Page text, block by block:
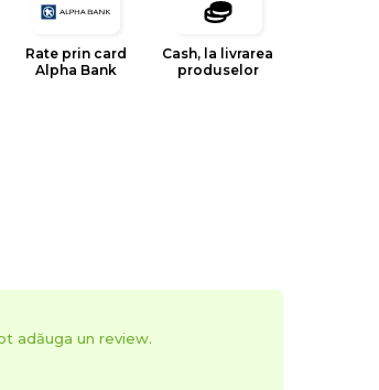
Rate prin card
Alpha Bank
Cash, la livrarea
produselor
adăuga un review.